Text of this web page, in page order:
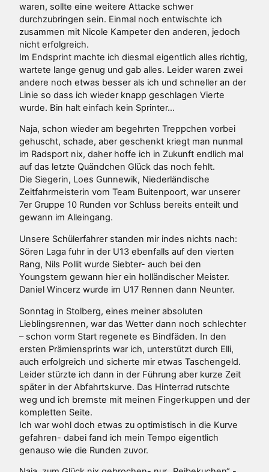
waren, sollte eine weitere Attacke schwer
durchzubringen sein. Einmal noch entwischte ich
zusammen mit Nicole Kampeter den anderen, jedoch
nicht erfolgreich.
Im Endsprint machte ich diesmal eigentlich alles richtig,
wartete lange genug und gab alles. Leider waren zwei
andere noch etwas besser als ich und schneller an der
Linie so dass ich wieder knapp geschlagen Vierte
wurde. Bin halt einfach kein Sprinter…
Naja, schon wieder am begehrten Treppchen vorbei
gehuscht, schade, aber geschenkt kriegt man nunmal
im Radsport nix, daher hoffe ich in Zukunft endlich mal
auf das letzte Quändchen Glück das noch fehlt.
Die Siegerin, Loes Gunnewik, Niederländische
Zeitfahrmeisterin vom Team Buitenpoort, war unserer
7er Gruppe 10 Runden vor Schluss bereits enteilt und
gewann im Alleingang.
Unsere Schülerfahrer standen mir indes nichts nach:
Sören Laga fuhr in der U13 ebenfalls auf den vierten
Rang, Nils Pollit wurde Siebter- auch bei den
Youngstern gewann hier ein holländischer Meister.
Daniel Wincerz wurde im U17 Rennen dann Neunter.
Sonntag in Stolberg, eines meiner absoluten
Lieblingsrennen, war das Wetter dann noch schlechter
– schon vorm Start regenete es Bindfäden. In den
ersten Prämiensprints war ich, unterstützt durch Elli,
auch erfolgreich und sicherte mir etwas Taschengeld.
Leider stürzte ich dann in der Führung aber kurze Zeit
später in der Abfahrtskurve. Das Hinterrad rutschte
weg und ich bremste mit meinen Fingerkuppen und der
kompletten Seite.
Ich war wohl doch etwas zu optimistisch in die Kurve
gefahren- dabei fand ich mein Tempo eigentlich
genauso wie die Runden zuvor.